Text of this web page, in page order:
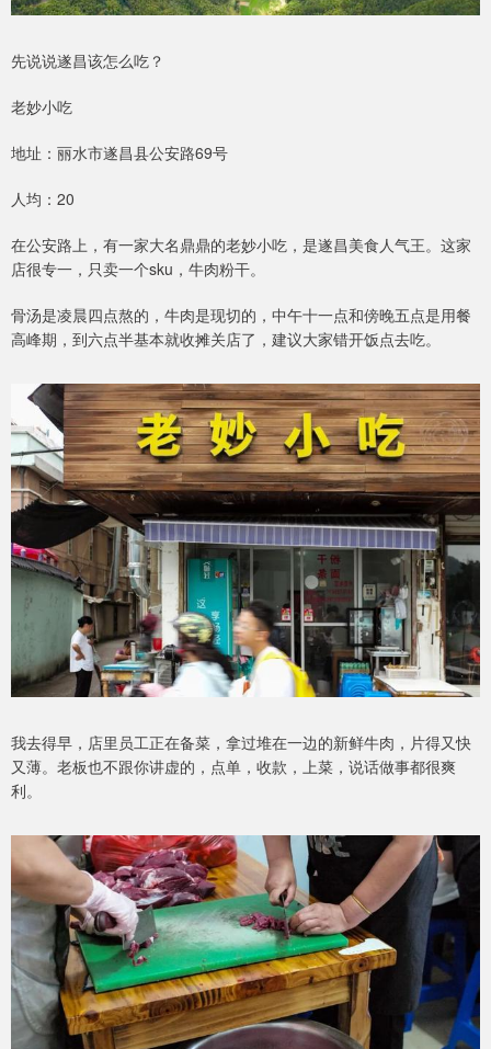
先说说遂昌该怎么吃？
老妙小吃
地址：丽水市遂昌县公安路69号
人均：20
在公安路上，有一家大名鼎鼎的老妙小吃，是遂昌美食人气王。这家
店很专一，只卖一个sku，牛肉粉干。
骨汤是凌晨四点熬的，牛肉是现切的，中午十一点和傍晚五点是用餐
高峰期，到六点半基本就收摊关店了，建议大家错开饭点去吃。
我去得早，店里员工正在备菜，拿过堆在一边的新鲜牛肉，片得又快
又薄。老板也不跟你讲虚的，点单，收款，上菜，说话做事都很爽
利。